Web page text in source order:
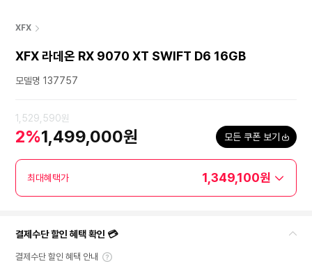
XFX
XFX 라데온 RX 9070 XT SWIFT D6 16GB
모델명 137757
1,529,590원
2%1,499,000원 모든 쿠폰 보기
최대혜택가 1,349,100원
결제수단 할인 혜택 확인 💳
결제수단 할인 혜택 안내